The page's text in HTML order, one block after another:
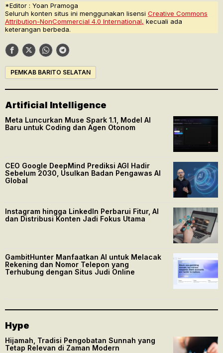
*Editor : Yoan Pramoga
Seluruh konten situs ini menggunakan lisensi Creative Commons
Attribution-NonCommercial 4.0 International, kecuali ada
keterangan berbeda.
PEMKAB BARITO SELATAN
Artificial Intelligence
Meta Luncurkan Muse Spark 1.1, Model AI
Baru untuk Coding dan Agen Otonom
CEO Google DeepMind Prediksi AGI Hadir
Sebelum 2030, Usulkan Badan Pengawas AI
Global
Instagram hingga LinkedIn Perbarui Fitur, AI
dan Distribusi Konten Jadi Fokus Utama
GambitHunter Manfaatkan AI untuk Melacak
Rekening dan Nomor Telepon yang
Terhubung dengan Situs Judi Online
Hype
Hijamah, Tradisi Pengobatan Sunnah yang
Tetap Relevan di Zaman Modern